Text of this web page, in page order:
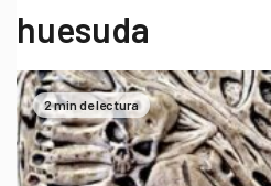
huesuda
2 min de lectura